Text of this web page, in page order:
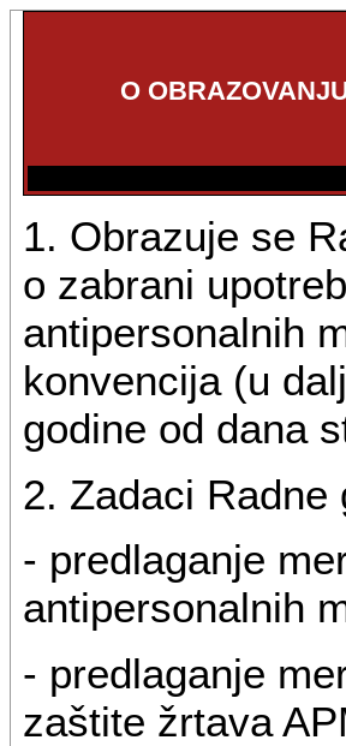
O
1. Obrazuje se
o zabrani
antipersonalnih
konvencija (u
godine od dana
2. Zadaci Radne
- predlaganje
antipersonalnih
- predlaganje
zaštite žrtava